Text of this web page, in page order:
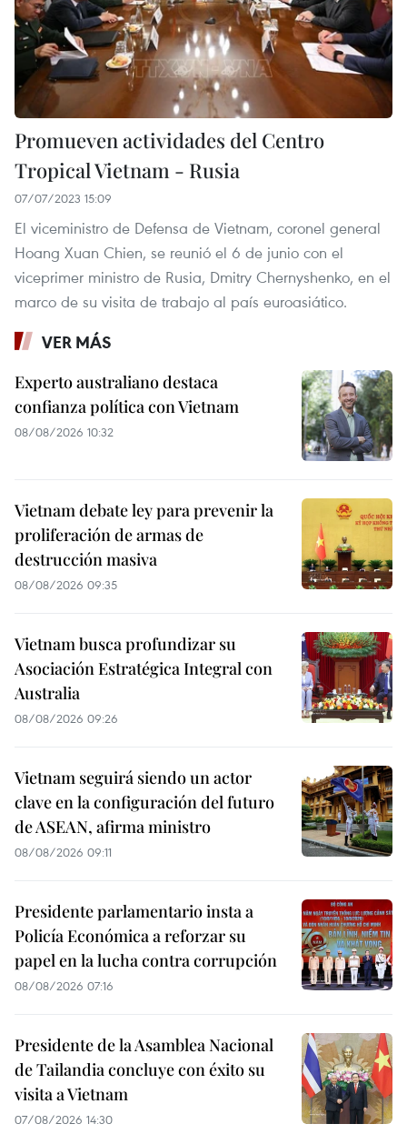
Promueven actividades del Centro
Tropical Vietnam - Rusia
07/07/2023 15:09
El viceministro de Defensa de Vietnam, coronel general
Hoang Xuan Chien, se reunió el 6 de junio con el
viceprimer ministro de Rusia, Dmitry Chernyshenko, en el
marco de su visita de trabajo al país euroasiático.
VER MÁS
Experto australiano destaca
confianza política con Vietnam
08/08/2026 10:32
Vietnam debate ley para prevenir la
proliferación de armas de
destrucción masiva
08/08/2026 09:35
Vietnam busca profundizar su
Asociación Estratégica Integral con
Australia
08/08/2026 09:26
Vietnam seguirá siendo un actor
clave en la configuración del futuro
de ASEAN, afirma ministro
08/08/2026 09:11
Presidente parlamentario insta a
Policía Económica a reforzar su
papel en la lucha contra corrupción
08/08/2026 07:16
Presidente de la Asamblea Nacional
de Tailandia concluye con éxito su
visita a Vietnam
07/08/2026 14:30